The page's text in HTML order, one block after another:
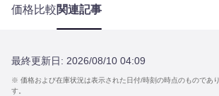
価格比較関連記事
最終更新日: 2026/08/10 04:09
※ 価格および在庫状況は表示された日付/時刻の時点のものであ
す。